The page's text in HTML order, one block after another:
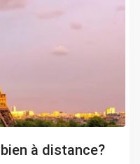
à distance?